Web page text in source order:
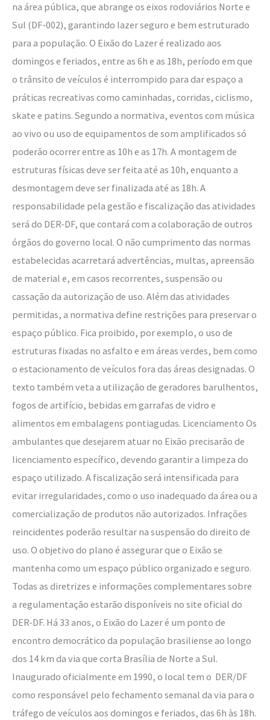
na área pública, que abrange os eixos rodoviários Norte e
Sul (DF-002), garantindo lazer seguro e bem estruturado
para a população. O Eixão do Lazer é realizado aos
domingos e feriados, entre as 6h e as 18h, período em que
o trânsito de veículos é interrompido para dar espaço a
práticas recreativas como caminhadas, corridas, ciclismo,
skate e patins. Segundo a normativa, eventos com música
ao vivo ou uso de equipamentos de som amplificados só
poderão ocorrer entre as 10h e as 17h. A montagem de
estruturas físicas deve ser feita até as 10h, enquanto a
desmontagem deve ser finalizada até as 18h. A
responsabilidade pela gestão e fiscalização das atividades
será do DER-DF, que contará com a colaboração de outros
órgãos do governo local. O não cumprimento das normas
estabelecidas acarretará advertências, multas, apreensão
de material e, em casos recorrentes, suspensão ou
cassação da autorização de uso. Além das atividades
permitidas, a normativa define restrições para preservar o
espaço público. Fica proibido, por exemplo, o uso de
estruturas fixadas no asfalto e em áreas verdes, bem como
o estacionamento de veículos fora das áreas designadas. O
texto também veta a utilização de geradores barulhentos,
fogos de artifício, bebidas em garrafas de vidro e
alimentos em embalagens pontiagudas. Licenciamento Os
ambulantes que desejarem atuar no Eixão precisarão de
licenciamento específico, devendo garantir a limpeza do
espaço utilizado. A fiscalização será intensificada para
evitar irregularidades, como o uso inadequado da área ou a
comercialização de produtos não autorizados. Infrações
reincidentes poderão resultar na suspensão do direito de
uso. O objetivo do plano é assegurar que o Eixão se
mantenha como um espaço público organizado e seguro.
Todas as diretrizes e informações complementares sobre
a regulamentação estarão disponíveis no site oficial do
DER-DF. Há 33 anos, o Eixão do Lazer é um ponto de
encontro democrático da população brasiliense ao longo
dos 14 km da via que corta Brasília de Norte a Sul.
Inaugurado oficialmente em 1990, o local tem o DER/DF
como responsável pelo fechamento semanal da via para o
tráfego de veículos aos domingos e feriados, das 6h às 18h.